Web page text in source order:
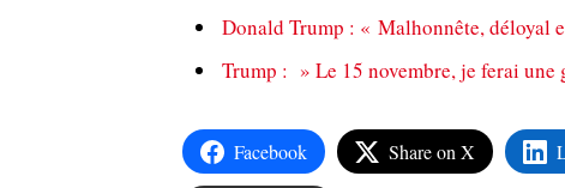
Donald Trump : « Malhonnête, déloyal
Trump : » Le 15 novembre, je ferai une
Facebook Share on X